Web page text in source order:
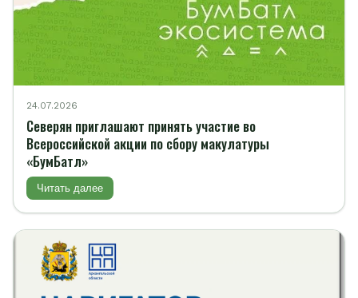
24.07.2026
Северян приглашают принять участие во
Всероссийской акции по сбору макулатуры
«БумБатл»
Читать далее